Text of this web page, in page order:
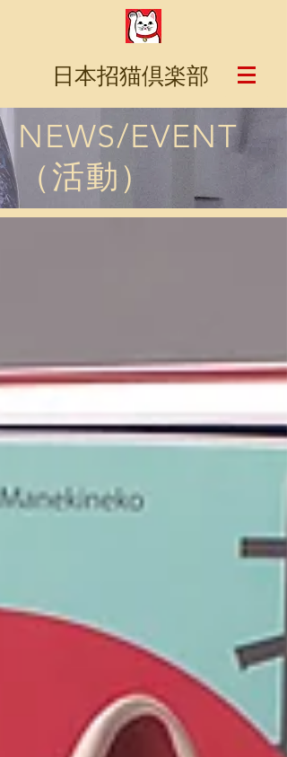
日本招猫倶楽部
NEWS/EVENT
（活動）